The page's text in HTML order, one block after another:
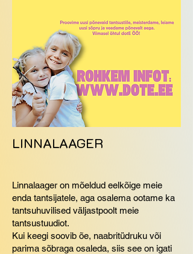
LINNALAAGER
Linnalaager on mõeldud eelkõige meie
enda tantsijatele, aga osalema ootame ka
tantsuhuvilised väljastpoolt meie
tantsustuudiot.
Kui keegi soovib õe, naabritüdruku või
parima sõbraga osaleda, siis see on igati